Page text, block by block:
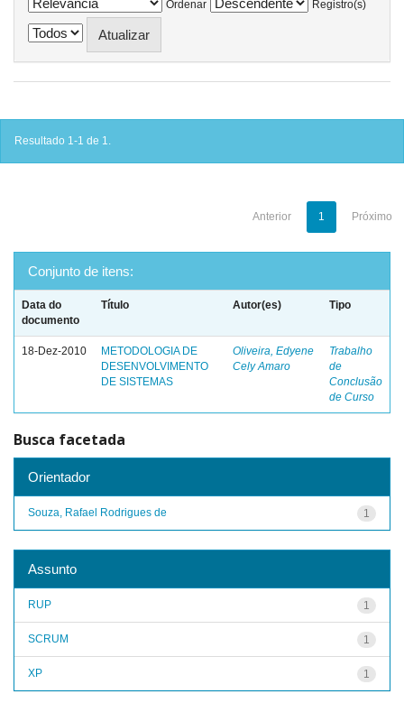
Ordenar
Registro(s)
Resultado 1-1 de 1.
Anterior 1 Próximo
Conjunto de itens:
Data do
documento
Título Autor(es) Tipo
18-Dez-2010
METODOLOGIA DE
DESENVOLVIMENTO
DE SISTEMAS
Oliveira, Edyene
Cely Amaro
Trabalho
de
Conclusão
de Curso
Busca facetada
Orientador
1
Souza, Rafael Rodrigues de
Assunto
1
RUP
1
SCRUM
1
XP